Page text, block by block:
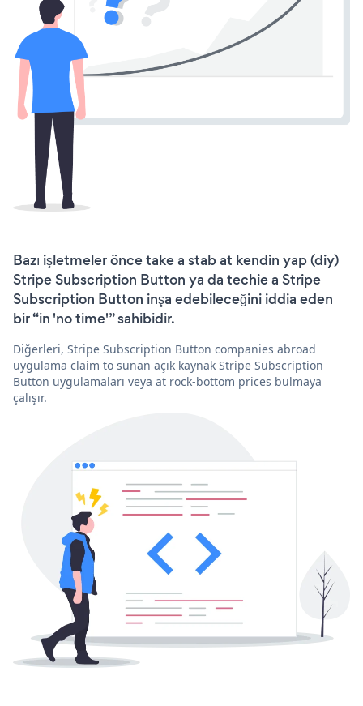
Bazı işletmeler önce take a stab at kendin yap (diy)
Stripe Subscription Button ya da techie a Stripe
Subscription Button inşa edebileceğini iddia eden
bir “in 'no time'” sahibidir.
Diğerleri, Stripe Subscription Button companies abroad
uygulama claim to sunan açık kaynak Stripe Subscription
Button uygulamaları veya at rock-bottom prices bulmaya
çalışır.